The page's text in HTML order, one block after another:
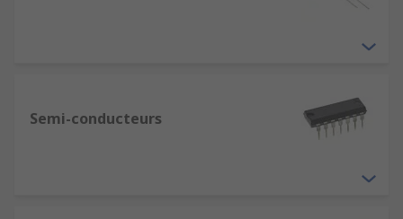
Semi-conducteurs